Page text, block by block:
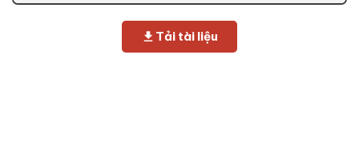
Tải tài liệu